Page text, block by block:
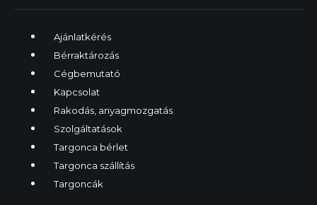
Ajánlatkérés
Bérraktározás
Cégbemutató
Kapcsolat
Rakodás, anyagmozgatás
Szolgáltatások
Targonca bérlet
Targonca szállítás
Targoncák